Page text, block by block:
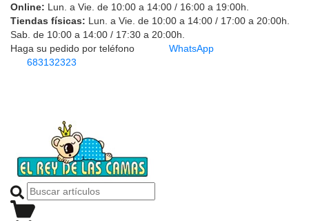
Online: Lun. a Vie. de 10:00 a 14:00 / 16:00 a 19:00h.
Tiendas físicas: Lun. a Vie. de 10:00 a 14:00 / 17:00 a 20:00h.
Sab. de 10:00 a 14:00 / 17:30 a 20:00h.
Haga su pedido por teléfono
683132323
WhatsApp